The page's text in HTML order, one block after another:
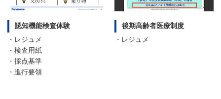
認知機能検査体験
・レジュメ
・検査用紙
・採点基準
・進行要領
後期高齢者医療制度
・レジュメ